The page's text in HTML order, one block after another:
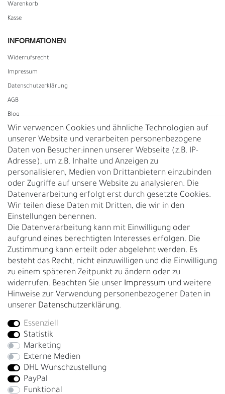
Warenkorb
Kasse
INFORMATIONEN
Widerrufs­recht
Impressum
Daten­schutz­erklärung
AGB
Blog
Vertrag widerrufen
UNTERNEHMEN
Nachhaltigkeit
Kontakt
Über uns
Rückgabe
Gürtelgröße messen
Garantie
GESCHÄFTSKUNDEN & HÄNDLER
B2B Geschäftskunden
Bei Fragen wenden Sie sich direkt an unser Service-Team.
+4917663727338
Montag - Freitag, 09:00 - 14:00
info@fronhofer.com
Gürtelmanufaktur Fronhofer, 93053 Regensburg, Nelkenweg 3b
Wir verwenden Cookies und ähnliche Technologien auf
unserer Website und verarbeiten personenbezogene
Daten von Besucher:innen unserer Webseite (z.B. IP-
Adresse), um z.B. Inhalte und Anzeigen zu
personalisieren, Medien von Drittanbietern einzubinden
oder Zugriffe auf unsere Website zu analysieren. Die
Datenverarbeitung erfolgt erst durch gesetzte Cookies.
Wir teilen diese Daten mit Dritten, die wir in den
Einstellungen benennen.
Die Datenverarbeitung kann mit Einwilligung oder
aufgrund eines berechtigten Interesses erfolgen. Die
Zustimmung kann erteilt oder abgelehnt werden. Es
besteht das Recht, nicht einzuwilligen und die Einwilligung
zu einem späteren Zeitpunkt zu ändern oder zu
widerrufen. Beachten Sie unser Impressum und weitere
Hinweise zur Verwendung personenbezogener Daten in
unserer Daten­schutz­erklärung.
Essenziell
Statistik
Marketing
Externe Medien
DHL Wunschzustellung
PayPal
Funktional